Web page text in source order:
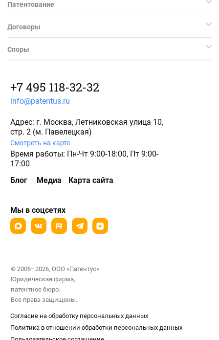
Патентование
Договоры
Споры
+7 495 118-32-32
info@patentus.ru
Адрес: г. Москва, Летниковская улица 10,
стр. 2 (м. Павелецкая)
Смотреть на карте
Время работы: Пн-Чт 9:00-18:00, Пт 9:00-
17:00
Блог
Медиа Карта сайта
Мы в соцсетях
© 2006–2026, ООО «Патентус»
Юридическая фирма,
патентное бюро.
Все права защищены.
Согласие на обработку персональных данных
Политика в отношении обработки персональных данных